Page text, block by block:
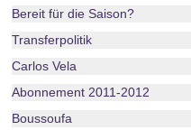
Bereit für die Saison?
Transferpolitik
Carlos Vela
Abonnement 2011-2012
Boussoufa